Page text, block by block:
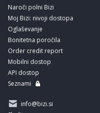
Naroči polni Bizi
Moj Bizi: nivoji dostopa
Oglaševanje
Bonitetna poročila
Order credit report
Mobilni dostop
API dostop
Seznami
info@bizi.si